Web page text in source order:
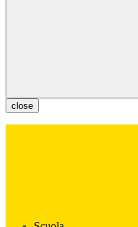
close